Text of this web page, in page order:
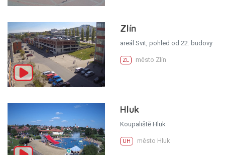
Zlín
areál Svit, pohled od 22. budovy
ZL město Zlín
Hluk
Koupaliště Hluk
UH město Hluk